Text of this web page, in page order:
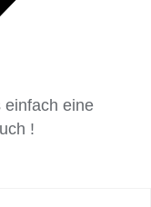
einfach eine
!